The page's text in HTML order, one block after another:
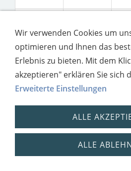
Impressum
Wir verwenden Cookies um
optimieren und Ihnen das
Erlebnis zu bieten. Mit dem
akzeptieren" erklären Sie sich
Erweiterte Einstellungen
ALLE
ALLE